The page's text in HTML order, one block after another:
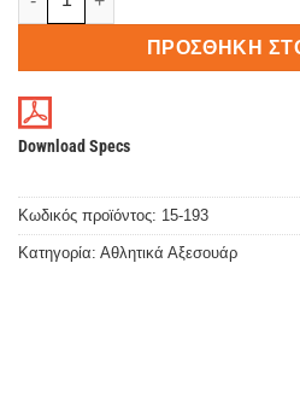
ΠΡΟΣΘΉΚΗ
Download Specs
Κωδικός προϊόντος: 15-193
Κατηγορία: Αθλητικά Αξεσουάρ